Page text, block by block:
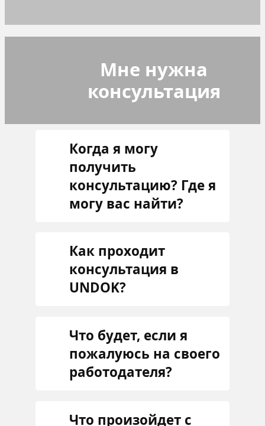
Мне нужна
консультация
Когда я могу
получить
консультацию? Где я
могу вас найти?
Как проходит
консультация в
UNDOK?
Что будет, если я
пожалуюсь на своего
работодателя?
Что произойдет с